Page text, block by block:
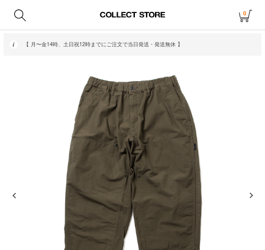
0
【 月〜金14時、土日祝12時までにご注文で当日発送・発送無休 】